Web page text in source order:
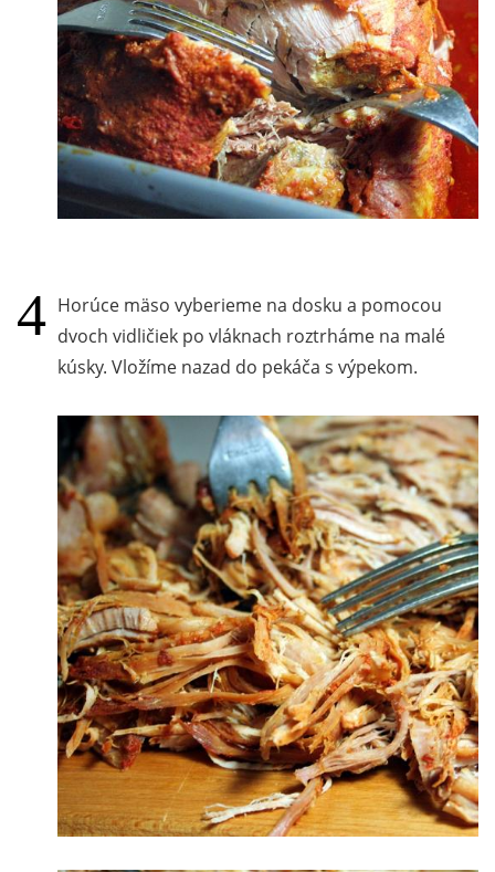
Horúce mäso vyberieme na dosku a pomocou
dvoch vidličiek po vláknach roztrháme na malé
kúsky. Vložíme nazad do pekáča s výpekom.